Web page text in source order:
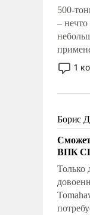
500-
– нечто
такого
наши
1
Борис
ВПК
Только